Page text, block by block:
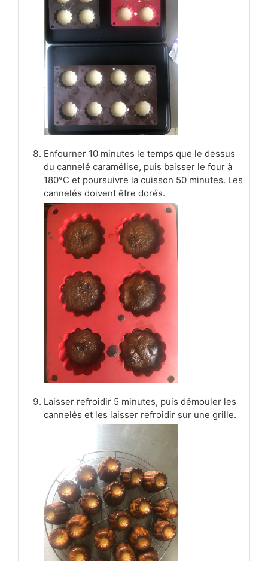
Enfourner 10 minutes le temps que le dessus
du cannelé caramélise, puis baisser le four à
180°C et poursuivre la cuisson 50 minutes. Les
cannelés doivent être dorés.
Laisser refroidir 5 minutes, puis démouler les
cannelés et les laisser refroidir sur une grille.